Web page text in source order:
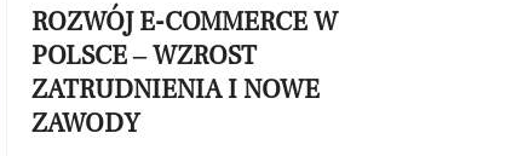
ROZWÓJ E-COMMERCE W
POLSCE – WZROST
ZATRUDNIENIA I NOWE
ZAWODY